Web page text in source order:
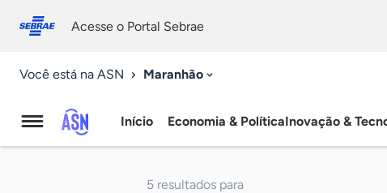
conosco
Acesse o Portal Sebrae
Você está na ASN Maranhão
Agência
Início Economia & PolíticaInovação &
5 resultados para